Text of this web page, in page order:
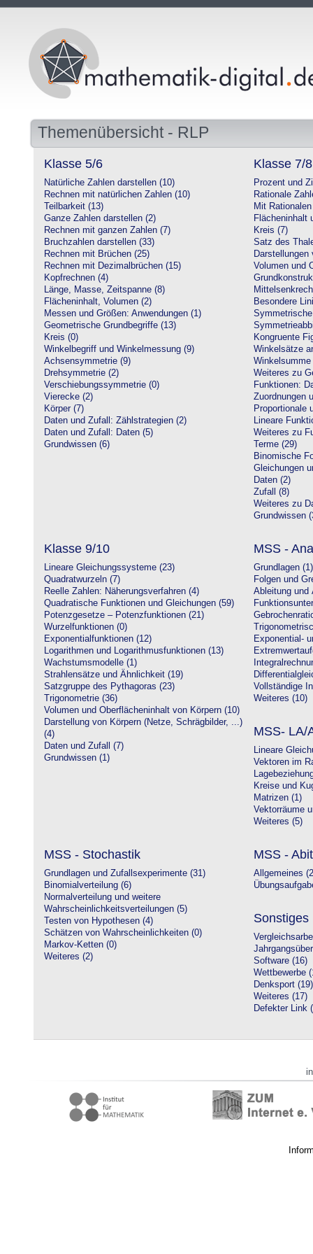
Themenübersicht - RLP
Klasse 5/6
Natürliche Zahlen darstellen (10)
Rechnen mit natürlichen Zahlen (10)
Teilbarkeit (13)
Ganze Zahlen darstellen (2)
Rechnen mit ganzen Zahlen (7)
Bruchzahlen darstellen (33)
Rechnen mit Brüchen (25)
Rechnen mit Dezimalbrüchen (15)
Kopfrechnen (4)
Länge, Masse, Zeitspanne (8)
Flächeninhalt, Volumen (2)
Messen und Größen: Anwendungen (1)
Geometrische Grundbegriffe (13)
Kreis (0)
Winkelbegriff und Winkelmessung (9)
Achsensymmetrie (9)
Drehsymmetrie (2)
Verschiebungssymmetrie (0)
Vierecke (2)
Körper (7)
Daten und Zufall: Zählstrategien (2)
Daten und Zufall: Daten (5)
Grundwissen (6)
Klasse 7/8
Prozent und
Rationale
Mit
Flächeninhalt
Kreis (7)
Satz des
Darstellungen
Volumen und
Besondere
Kongruente
Winkelsätze
Weiteres zu
Funktionen:
Zuordnungen
Proportionale
Lineare
Weiteres zu
Terme (29)
Binomische
Gleichungen
Daten (2)
Zufall (8)
Weiteres zu
Grundwissen
Klasse 9/10
Lineare Gleichungssysteme (23)
Quadratwurzeln (7)
Reelle Zahlen: Näherungsverfahren (4)
Quadratische Funktionen und Gleichungen (59)
Potenzgesetze – Potenzfunktionen (21)
Wurzelfunktionen (0)
Exponentialfunktionen (12)
Logarithmen und Logarithmusfunktionen (13)
Wachstumsmodelle (1)
Strahlensätze und Ähnlichkeit (19)
Satzgruppe des Pythagoras (23)
Trigonometrie (36)
Volumen und Oberflächeninhalt von Körpern (10)
Darstellung von Körpern (Netze, Schrägbilder, ...)
(4)
Daten und Zufall (7)
Grundwissen (1)
MSS -
Grundlagen (1)
Folgen und
Ableitung und
Exponential-
Vollständige
Weiteres (10)
MSS- LA/
Lineare
Vektoren im
Kreise und
Matrizen (1)
Vektorräume
Weiteres (5)
MSS - Stochastik
Grundlagen und Zufallsexperimente (31)
Binomialverteilung (6)
Normalverteilung und weitere
Wahrscheinlichkeitsverteilungen (5)
Testen von Hypothesen (4)
Schätzen von Wahrscheinlichkeiten (0)
Markov-Ketten (0)
Weiteres (2)
MSS -
Allgemeines
Sonstiges
Software (16)
Wettbewerbe
Denksport (19)
Weiteres (17)
Defekter Link